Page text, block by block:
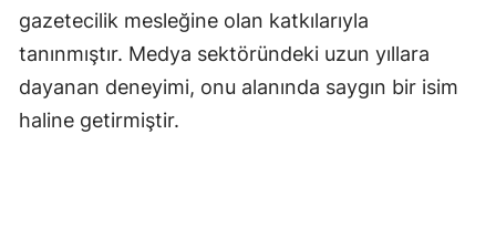
Zonguldak
gazetecilik mesleğine olan katkılarıyla
tanınmıştır. Medya sektöründeki uzun yıllara
dayanan deneyimi, onu alanında saygın bir isim
haline getirmiştir.